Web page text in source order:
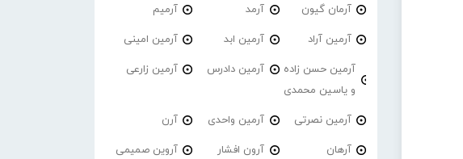
آرمان گیون آرمد آرمیم
آرمین آراد آرمین ابد آرمین امینی
آرمین حسن زاده
و یاسین محمدی
آرمین دادرس آرمین زارعی
آرمین نصرتی آرمین واحدی آرن
آرهان آرون افشار آروین صمیمی